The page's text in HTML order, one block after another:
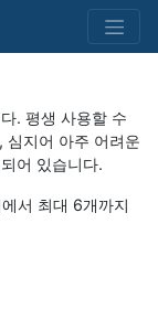
. 평생 사용할 수
심지어 아주 어려운
어 있습니다.
서 최대 6개까지